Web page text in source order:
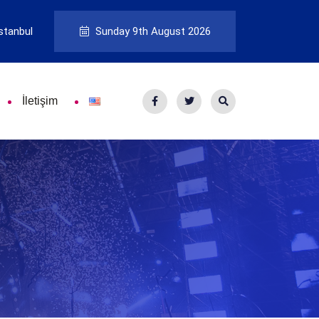
Sunday 9th August 2026
İletişim